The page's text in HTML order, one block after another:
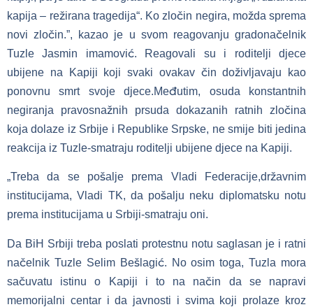
kapija – režirana tragedija“. Ko zločin negira, možda sprema
novi zločin.”, kazao je u svom reagovanju gradonačelnik
Tuzle Jasmin imamović. Reagovali su i roditelji djece
ubijene na Kapiji koji svaki ovakav čin doživljavaju kao
ponovnu smrt svoje djece.Međutim, osuda konstantnih
negiranja pravosnažnih prsuda dokazanih ratnih zločina
koja dolaze iz Srbije i Republike Srpske, ne smije biti jedina
reakcija iz Tuzle-smatraju roditelji ubijene djece na Kapiji.
„Treba da se pošalje prema Vladi Federacije,državnim
institucijama, Vladi TK, da pošalju neku diplomatsku notu
prema institucijama u Srbiji-smatraju oni.
Da BiH Srbiji treba poslati protestnu notu saglasan je i ratni
načelnik Tuzle Selim Bešlagić. No osim toga, Tuzla mora
sačuvatu istinu o Kapiji i to na način da se napravi
memorijalni centar i da javnosti i svima koji prolaze kroz